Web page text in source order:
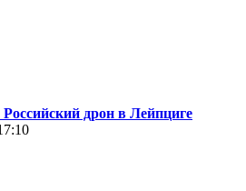
дрон в Лейпциге